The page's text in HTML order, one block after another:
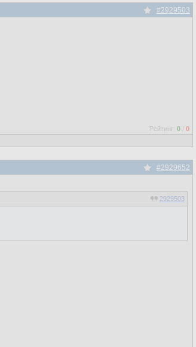
#2929503
Рейтинг: 0 / 0
#2929652
2929503